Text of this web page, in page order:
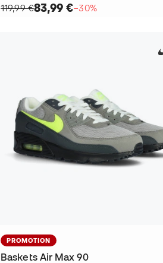
119,99 €83,99 €−30%
PROMOTION
Baskets Air Max 90